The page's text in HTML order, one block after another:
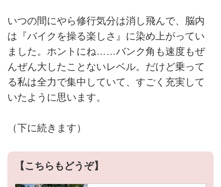
いつの間にやら修行気分は消し飛んで、脳内
は『バイクを操る楽しさ』に染め上がってい
ました。ホントにね……バンク角も速度もぜ
んぜん大したことないレベル。だけど乗って
る私は全力で集中していて、すごく充実して
いたように思います。
（下に続きます）
【こちらもどうぞ】